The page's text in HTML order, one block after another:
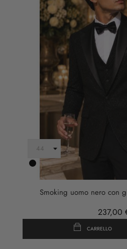
Nero
Smoking uomo nero con
237,00
CARRELLO